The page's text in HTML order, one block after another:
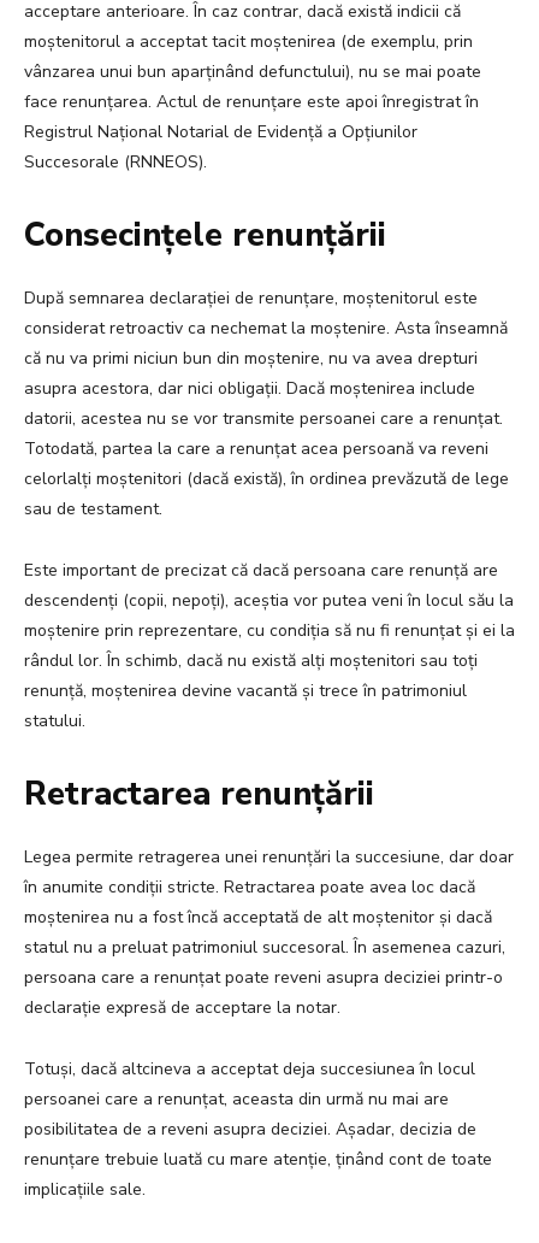
acceptare anterioare. În caz contrar, dacă există indicii că
moștenitorul a acceptat tacit moștenirea (de exemplu, prin
vânzarea unui bun aparținând defunctului), nu se mai poate
face renunțarea. Actul de renunțare este apoi înregistrat în
Registrul Național Notarial de Evidență a Opțiunilor
Succesorale (RNNEOS).
Consecințele renunțării
După semnarea declarației de renunțare, moștenitorul este
considerat retroactiv ca nechemat la moștenire. Asta înseamnă
că nu va primi niciun bun din moștenire, nu va avea drepturi
asupra acestora, dar nici obligații. Dacă moștenirea include
datorii, acestea nu se vor transmite persoanei care a renunțat.
Totodată, partea la care a renunțat acea persoană va reveni
celorlalți moștenitori (dacă există), în ordinea prevăzută de lege
sau de testament.
Este important de precizat că dacă persoana care renunță are
descendenți (copii, nepoți), aceștia vor putea veni în locul său la
moștenire prin reprezentare, cu condiția să nu fi renunțat și ei la
rândul lor. În schimb, dacă nu există alți moștenitori sau toți
renunță, moștenirea devine vacantă și trece în patrimoniul
statului.
Retractarea renunțării
Legea permite retragerea unei renunțări la succesiune, dar doar
în anumite condiții stricte. Retractarea poate avea loc dacă
moștenirea nu a fost încă acceptată de alt moștenitor și dacă
statul nu a preluat patrimoniul succesoral. În asemenea cazuri,
persoana care a renunțat poate reveni asupra deciziei printr-o
declarație expresă de acceptare la notar.
Totuși, dacă altcineva a acceptat deja succesiunea în locul
persoanei care a renunțat, aceasta din urmă nu mai are
posibilitatea de a reveni asupra deciziei. Așadar, decizia de
renunțare trebuie luată cu mare atenție, ținând cont de toate
implicațiile sale.